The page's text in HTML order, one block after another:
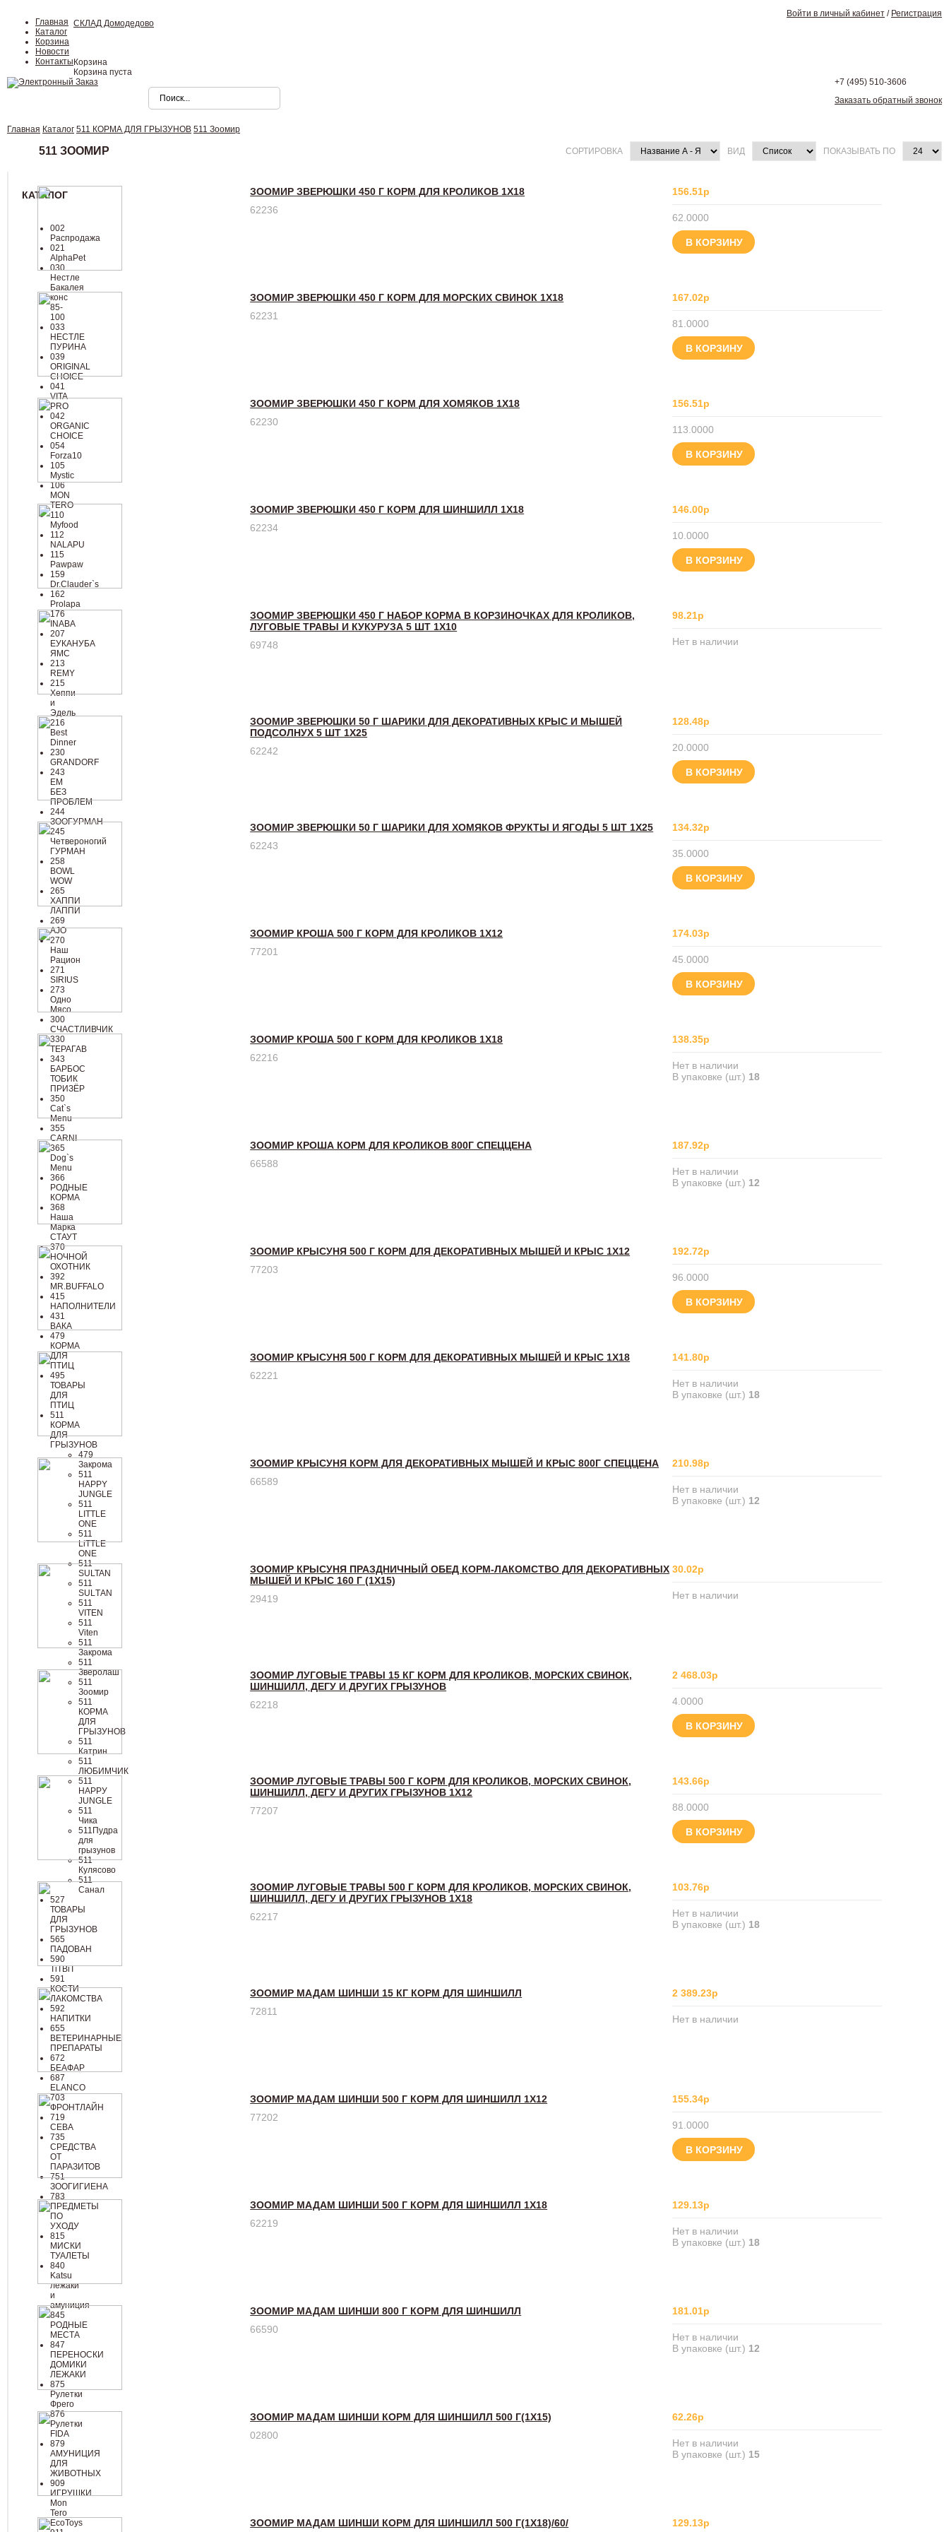
Главная
Каталог
Корзина
Новости
Контакты
Войти в личный кабинет / Регистрация
СКЛАД Домодедово
Корзина
Корзина пуста
+7 (495) 510-3606
Заказать обратный звонок
Главная Каталог 511 КОРМА ДЛЯ ГРЫЗУНОВ 511 Зоомир
511 ЗООМИР СОРТИРОВКА ВИД ПОКАЗЫВАТЬ ПО
КАТАЛОГ
002
Распродажа
021
AlphaPet
030
Нестле
Бакалея
конc
85-
100
033
НЕСТЛЕ
ПУРИНА
039
ORIGINAL
CHOICE
041
VITA
PRO
042
ORGANIC
CHOICE
054
Forza10
105
Mystic
106
MON
TERO
110
Myfood
112
NALAPU
115
Pawpaw
159
Dr.Clauder`s
162
Prolapa
176
INABA
207
ЕУКАНУБА
ЯМС
213
REMY
215
Хеппи
и
Эдель
216
Best
Dinner
230
GRANDORF
243
ЕМ
БЕЗ
ПРОБЛЕМ
244
ЗООГУРМАН
245
Четвероногий
ГУРМАН
258
BOWL
WOW
265
ХАППИ
ЛАППИ
269
AJO
270
Наш
Рацион
271
SIRIUS
273
Одно
Мясо
300
СЧАСТЛИВЧИК
330
ТЕРАГАВ
343
БАРБОС
ТОБИК
ПРИЗЁР
350
Cat`s
Menu
355
CARNI
365
Dog`s
Menu
366
РОДНЫЕ
КОРМА
368
Наша
Марка
СТАУТ
370
НОЧНОЙ
ОХОТНИК
392
MR.BUFFALO
415
НАПОЛНИТЕЛИ
431
ВАКА
479
КОРМА
ДЛЯ
ПТИЦ
495
ТОВАРЫ
ДЛЯ
ПТИЦ
511
КОРМА
ДЛЯ
ГРЫЗУНОВ
479
Закрома
511
HAPPY
JUNGLE
511
LIТТLЕ
ОNЕ
511
LiTTLE
ONE
511
SULTAN
511
SULТАN
511
VIТЕN
511
Viten
511
Закрома
511
Зверолаш
511
Зоомир
511
КОРМА
ДЛЯ
ГРЫЗУНОВ
511
Катрин
511
ЛЮБИМЧИК
511
НАРРУ
JUNGLЕ
511
Чика
511Пудра
для
грызунов
511
Кулясово
511
Санал
527
ТОВАРЫ
ДЛЯ
ГРЫЗУНОВ
565
ПАДОВАН
590
TiTBiT
591
КОСТИ
ЛАКОМСТВА
592
НАПИТКИ
655
ВЕТЕРИНАРНЫЕ
ПРЕПАРАТЫ
672
БЕАФАР
687
ELANCO
703
ФРОНТЛАЙН
719
СЕВА
735
СРЕДСТВА
ОТ
ПАРАЗИТОВ
751
ЗООГИГИЕНА
783
ПРЕДМЕТЫ
ПО
УХОДУ
815
МИСКИ
ТУАЛЕТЫ
840
Katsu
лежаки
и
амуниция
845
РОДНЫЕ
МЕСТА
847
ПЕРЕНОСКИ
ДОМИКИ
ЛЕЖАКИ
875
Рулетки
Фрего
876
Рулетки
FIDA
879
АМУНИЦИЯ
ДЛЯ
ЖИВОТНЫХ
909
ИГРУШКИ
Mon
Tero
EcoToys
ЗООМИР ЗВЕРЮШКИ 450 Г КОРМ ДЛЯ КРОЛИКОВ 1Х18
62236
156.51р
62.0000
В КОРЗИНУ
ЗООМИР ЗВЕРЮШКИ 450 Г КОРМ ДЛЯ МОРСКИХ СВИНОК 1Х18
62231
167.02р
81.0000
В КОРЗИНУ
ЗООМИР ЗВЕРЮШКИ 450 Г КОРМ ДЛЯ ХОМЯКОВ 1Х18
62230
156.51р
113.0000
В КОРЗИНУ
ЗООМИР ЗВЕРЮШКИ 450 Г КОРМ ДЛЯ ШИНШИЛЛ 1Х18
62234
146.00р
10.0000
В КОРЗИНУ
ЗООМИР ЗВЕРЮШКИ 450 Г НАБОР КОРМА В КОРЗИНОЧКАХ ДЛЯ КРОЛИКОВ,
ЛУГОВЫЕ ТРАВЫ И КУКУРУЗА 5 ШТ 1Х10
69748
98.21р
Нет в наличии
ЗООМИР ЗВЕРЮШКИ 50 Г ШАРИКИ ДЛЯ ДЕКОРАТИВНЫХ КРЫС И МЫШЕЙ
ПОДСОЛНУХ 5 ШТ 1Х25
62242
128.48р
20.0000
В КОРЗИНУ
ЗООМИР ЗВЕРЮШКИ 50 Г ШАРИКИ ДЛЯ ХОМЯКОВ ФРУКТЫ И ЯГОДЫ 5 ШТ 1Х25
62243
134.32р
35.0000
В КОРЗИНУ
ЗООМИР КРОША 500 Г КОРМ ДЛЯ КРОЛИКОВ 1Х12
77201
174.03р
45.0000
В КОРЗИНУ
ЗООМИР КРОША 500 Г КОРМ ДЛЯ КРОЛИКОВ 1Х18
62216
138.35р
Нет в наличии
В упаковке (шт.) 18
ЗООМИР КРОША КОРМ ДЛЯ КРОЛИКОВ 800Г СПЕЦЦЕНА
66588
187.92р
Нет в наличии
В упаковке (шт.) 12
ЗООМИР КРЫСУНЯ 500 Г КОРМ ДЛЯ ДЕКОРАТИВНЫХ МЫШЕЙ И КРЫС 1Х12
77203
192.72р
96.0000
В КОРЗИНУ
ЗООМИР КРЫСУНЯ 500 Г КОРМ ДЛЯ ДЕКОРАТИВНЫХ МЫШЕЙ И КРЫС 1Х18
62221
141.80р
Нет в наличии
В упаковке (шт.) 18
ЗООМИР КРЫСУНЯ КОРМ ДЛЯ ДЕКОРАТИВНЫХ МЫШЕЙ И КРЫС 800Г СПЕЦЦЕНА
66589
210.98р
Нет в наличии
В упаковке (шт.) 12
ЗООМИР КРЫСУНЯ ПРАЗДНИЧНЫЙ ОБЕД КОРМ-ЛАКОМСТВО ДЛЯ ДЕКОРАТИВНЫХ
МЫШЕЙ И КРЫС 160 Г (1X15)
29419
30.02р
Нет в наличии
ЗООМИР ЛУГОВЫЕ ТРАВЫ 15 КГ КОРМ ДЛЯ КРОЛИКОВ, МОРСКИХ СВИНОК,
ШИНШИЛЛ, ДЕГУ И ДРУГИХ ГРЫЗУНОВ
62218
2 468.03р
4.0000
В КОРЗИНУ
ЗООМИР ЛУГОВЫЕ ТРАВЫ 500 Г КОРМ ДЛЯ КРОЛИКОВ, МОРСКИХ СВИНОК,
ШИНШИЛЛ, ДЕГУ И ДРУГИХ ГРЫЗУНОВ 1Х12
77207
143.66р
88.0000
В КОРЗИНУ
ЗООМИР ЛУГОВЫЕ ТРАВЫ 500 Г КОРМ ДЛЯ КРОЛИКОВ, МОРСКИХ СВИНОК,
ШИНШИЛЛ, ДЕГУ И ДРУГИХ ГРЫЗУНОВ 1Х18
62217
103.76р
Нет в наличии
В упаковке (шт.) 18
ЗООМИР МАДАМ ШИНШИ 15 КГ КОРМ ДЛЯ ШИНШИЛЛ
72811
2 389.23р
Нет в наличии
ЗООМИР МАДАМ ШИНШИ 500 Г КОРМ ДЛЯ ШИНШИЛЛ 1Х12
77202
155.34р
91.0000
В КОРЗИНУ
ЗООМИР МАДАМ ШИНШИ 500 Г КОРМ ДЛЯ ШИНШИЛЛ 1Х18
62219
129.13р
Нет в наличии
В упаковке (шт.) 18
ЗООМИР МАДАМ ШИНШИ 800 Г КОРМ ДЛЯ ШИНШИЛЛ
66590
181.01р
Нет в наличии
В упаковке (шт.) 12
ЗООМИР МАДАМ ШИНШИ КОРМ ДЛЯ ШИНШИЛЛ 500 Г(1X15)
02800
62.26р
Нет в наличии
В упаковке (шт.) 15
ЗООМИР МАДАМ ШИНШИ КОРМ ДЛЯ ШИНШИЛЛ 500 Г(1X18)/60/ 129.13р